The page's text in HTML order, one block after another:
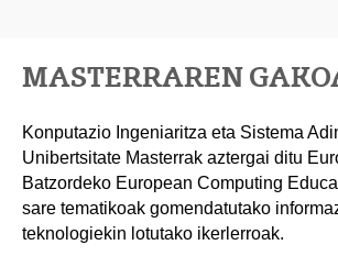
MASTERRAREN
Konputazio Ingeniaritza eta Sistema
Unibertsitate Masterrak aztergai ditu
Batzordeko European Computing
sare tematikoak gomendatutako
teknologiekin lotutako ikerlerroak.